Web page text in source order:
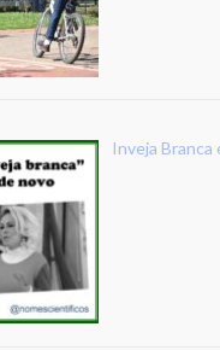
Inveja Branca